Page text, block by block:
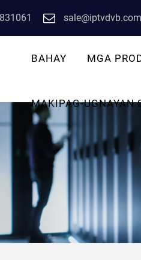
sale@iptvdvb.com
BAHAY MGA
MAKIPAG-UGNAYAN